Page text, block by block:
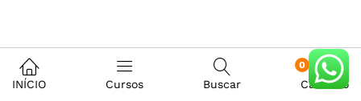
INÍCIO Cursos Buscar
0
Carrinho